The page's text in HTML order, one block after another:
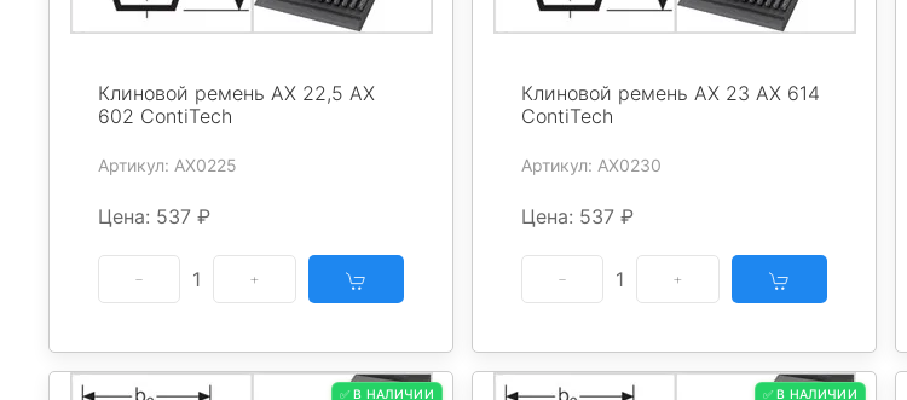
Клиновой ремень AX 22,5 AX
602 ContiTech
Артикул: AX0225
Цена: 537 ₽
1
Клиновой ремень AX 23 AX 614
ContiTech
Артикул: AX0230
Цена: 537 ₽
1
✅ В НАЛИЧИИ ✅ В НАЛИЧИИ